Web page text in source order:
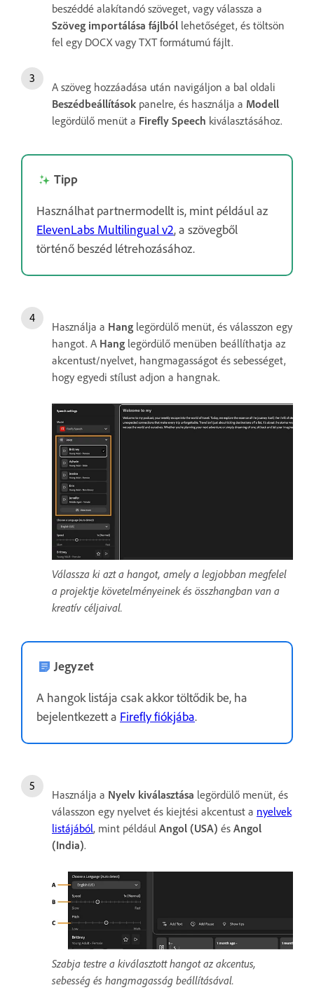
beszéddé alakítandó szöveget, vagy válassza a
Szöveg importálása fájlból lehetőséget, és töltsön
fel egy DOCX vagy TXT formátumú fájlt.
A szöveg hozzáadása után navigáljon a bal oldali
Beszédbeállítások panelre, és használja a Modell
legördülő menüt a Firefly Speech kiválasztásához.
Tipp
Használhat partnermodellt is, mint például az
ElevenLabs Multilingual v2, a szövegből
történő beszéd létrehozásához.
Használja a Hang legördülő menüt, és válasszon egy
hangot. A Hang legördülő menüben beállíthatja az
akcentust/nyelvet, hangmagasságot és sebességet,
hogy egyedi stílust adjon a hangnak.
Válassza ki azt a hangot, amely a legjobban megfelel
a projektje követelményeinek és összhangban van a
kreatív céljaival.
Jegyzet
A hangok listája csak akkor töltődik be, ha
bejelentkezett a Firefly fiókjába.
Használja a Nyelv kiválasztása legördülő menüt, és
válasszon egy nyelvet és kiejtési akcentust a nyelvek
listájából, mint például Angol (USA) és Angol
(India).
Szabja testre a kiválasztott hangot az akcentus,
sebesség és hangmagasság beállításával.